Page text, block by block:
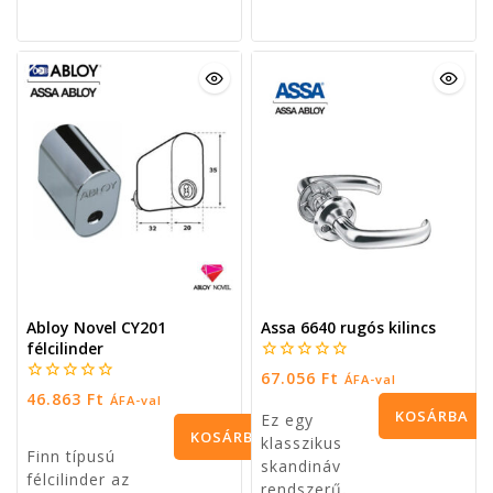
Assa 696 kilincs
40.640 Ft ÁFA-val 15.240Ft ÁFA-val
OPCIÓK VÁLASZTÁSA